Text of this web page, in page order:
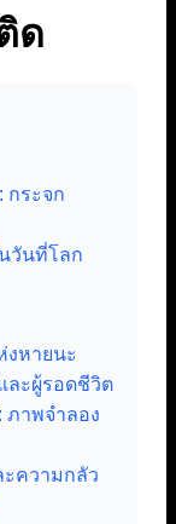
ด
กระจก
วันที่โลก
งหายนะ
ละผู้รอดชีวิต
ภาพจำลอง
ความกลัว